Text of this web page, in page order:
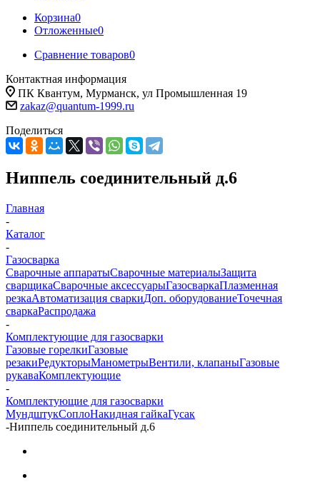
Корзина0
Отложенные0
Сравнение товаров0
Контактная информация
ПК Квантум, Мурманск, ул Промышленная 19
zakaz@quantum-1999.ru
Поделиться
Ниппель соединительный д.6
Главная
-
Каталог
-
Газосварка
Сварочные аппаратыСварочные материалыЗащита
сварщикаСварочные аксессуарыГазосваркаПлазменная
резкаАвтоматизация сваркиДоп. оборудованиеТочечная
сваркаРаспродажа
-
Комплектующие для газосварки
Газовые горелкиГазовые
резакиРедукторыМанометрыВентили, клапаныГазовые
рукаваКомплектующие
-
Комплектующие для газосварки
МундштукСоплоНакидная гайкаГусак
-Ниппель соединительный д.6